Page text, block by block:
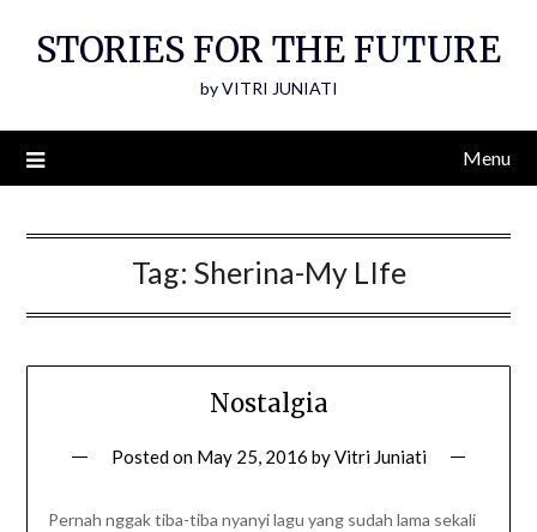
STORIES FOR THE FUTURE
by VITRI JUNIATI
Menu
Tag: Sherina-My LIfe
Nostalgia
Posted on May 25, 2016 byVitri Juniati
Pernah nggak tiba-tiba nyanyi lagu yang sudah lama sekali